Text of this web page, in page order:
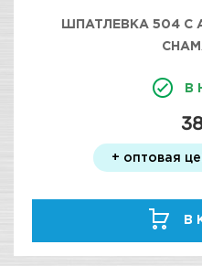
ШПАТЛЕВКА 504 С
В
+ оптовая
В